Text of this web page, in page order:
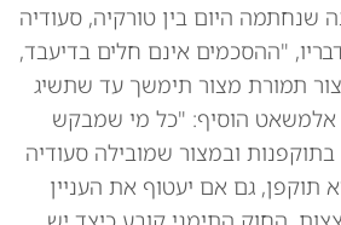
שנחתמה היום בין טורקיה, סעודיה
"ההסכמים אינם חלים בדיעבד,
תמורת מצור תימשך עד שתשיג
אלמשאט הוסיף: "כל מי שמבקש
ובמצור שמובילה סעודיה
תוקפן, גם אם יעטוף את העניין